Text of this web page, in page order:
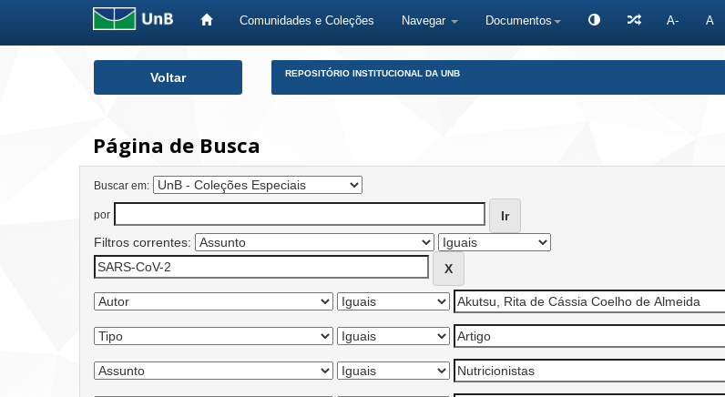
Comunidades e Coleções Navegar Documentos A- A
Voltar REPOSITÓRIO INSTITUCIONAL DA UNB
Página de Busca
Buscar em:
por
Filtros correntes: